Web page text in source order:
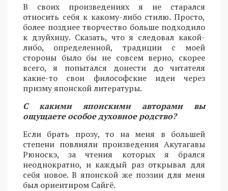
В своих произведениях я не старался
относить себя к какому-либо стилю. Просто,
более позднее творчество больше подходило
к дзуйхицу. Сказать, что я следовал какой-
либо, определенной, традиции с моей
стороны было бы не совсем верно, скорее
всего, я попытался донести до читателя
какие-то свои философские идеи через
призму японской литературы.
С какими японскими авторами вы
ощущаете особое духовное родство?
Если брать прозу, то на меня в большей
степени повлияли произведения Акутагавы
Рюноскэ, за чтения которых я брался
неоднократно, и каждый раз открывал для
себя новое. В японской же поэзии для меня
был ориентиром Сайгё.